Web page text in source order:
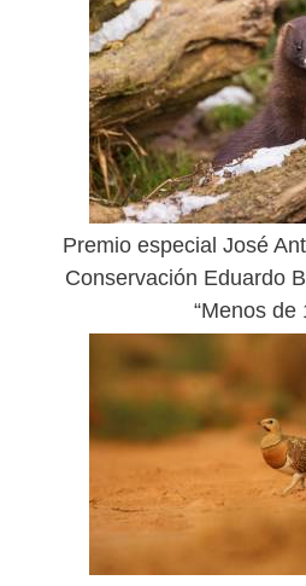
Premio especial José
Conservación Eduardo
“Menos de